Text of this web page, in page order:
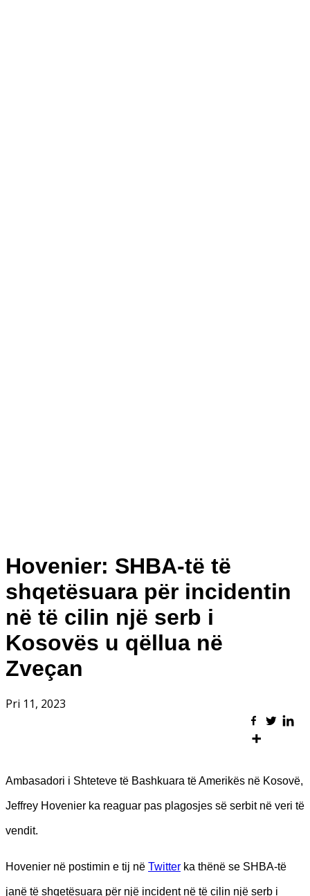
Hovenier: SHBA-të të
shqetësuara për incidentin
në të cilin një serb i
Kosovës u qëllua në
Zveçan
Pri 11, 2023
Ambasadori i Shteteve të Bashkuara të Amerikës në Kosovë,
Jeffrey Hovenier ka reaguar pas plagosjes së serbit në veri të
vendit.
Hovenier në postimin e tij në Twitter ka thënë se SHBA-të
janë të shqetësuara për një incident në të cilin një serb i